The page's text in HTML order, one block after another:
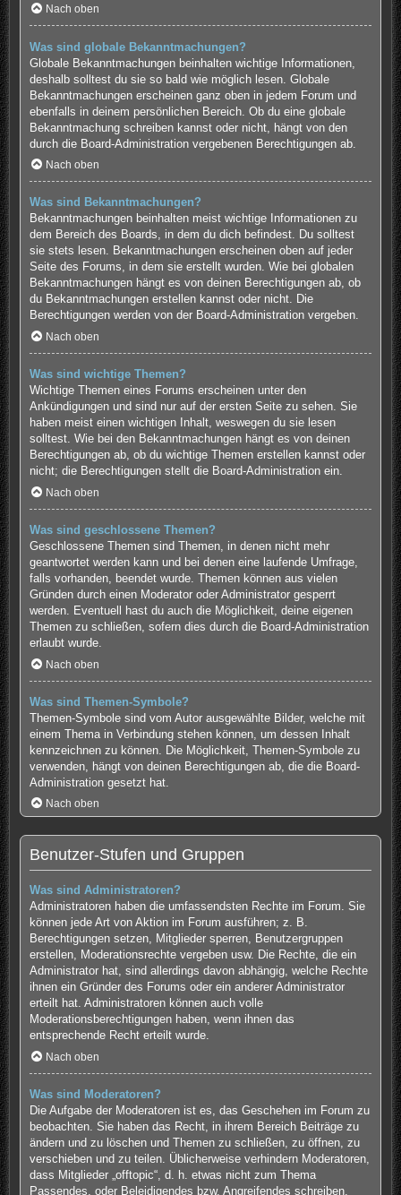
Nach oben
Was sind globale Bekanntmachungen?
Globale Bekanntmachungen beinhalten wichtige Informationen,
deshalb solltest du sie so bald wie möglich lesen. Globale
Bekanntmachungen erscheinen ganz oben in jedem Forum und
ebenfalls in deinem persönlichen Bereich. Ob du eine globale
Bekanntmachung schreiben kannst oder nicht, hängt von den
durch die Board-Administration vergebenen Berechtigungen ab.
Nach oben
Was sind Bekanntmachungen?
Bekanntmachungen beinhalten meist wichtige Informationen zu
dem Bereich des Boards, in dem du dich befindest. Du solltest
sie stets lesen. Bekanntmachungen erscheinen oben auf jeder
Seite des Forums, in dem sie erstellt wurden. Wie bei globalen
Bekanntmachungen hängt es von deinen Berechtigungen ab, ob
du Bekanntmachungen erstellen kannst oder nicht. Die
Berechtigungen werden von der Board-Administration vergeben.
Nach oben
Was sind wichtige Themen?
Wichtige Themen eines Forums erscheinen unter den
Ankündigungen und sind nur auf der ersten Seite zu sehen. Sie
haben meist einen wichtigen Inhalt, weswegen du sie lesen
solltest. Wie bei den Bekanntmachungen hängt es von deinen
Berechtigungen ab, ob du wichtige Themen erstellen kannst oder
nicht; die Berechtigungen stellt die Board-Administration ein.
Nach oben
Was sind geschlossene Themen?
Geschlossene Themen sind Themen, in denen nicht mehr
geantwortet werden kann und bei denen eine laufende Umfrage,
falls vorhanden, beendet wurde. Themen können aus vielen
Gründen durch einen Moderator oder Administrator gesperrt
werden. Eventuell hast du auch die Möglichkeit, deine eigenen
Themen zu schließen, sofern dies durch die Board-Administration
erlaubt wurde.
Nach oben
Was sind Themen-Symbole?
Themen-Symbole sind vom Autor ausgewählte Bilder, welche mit
einem Thema in Verbindung stehen können, um dessen Inhalt
kennzeichnen zu können. Die Möglichkeit, Themen-Symbole zu
verwenden, hängt von deinen Berechtigungen ab, die die Board-
Administration gesetzt hat.
Nach oben
Benutzer-Stufen und Gruppen
Was sind Administratoren?
Administratoren haben die umfassendsten Rechte im Forum. Sie
können jede Art von Aktion im Forum ausführen; z. B.
Berechtigungen setzen, Mitglieder sperren, Benutzergruppen
erstellen, Moderationsrechte vergeben usw. Die Rechte, die ein
Administrator hat, sind allerdings davon abhängig, welche Rechte
ihnen ein Gründer des Forums oder ein anderer Administrator
erteilt hat. Administratoren können auch volle
Moderationsberechtigungen haben, wenn ihnen das
entsprechende Recht erteilt wurde.
Nach oben
Was sind Moderatoren?
Die Aufgabe der Moderatoren ist es, das Geschehen im Forum zu
beobachten. Sie haben das Recht, in ihrem Bereich Beiträge zu
ändern und zu löschen und Themen zu schließen, zu öffnen, zu
verschieben und zu teilen. Üblicherweise verhindern Moderatoren,
dass Mitglieder „offtopic“, d. h. etwas nicht zum Thema
Passendes, oder Beleidigendes bzw. Angreifendes schreiben.